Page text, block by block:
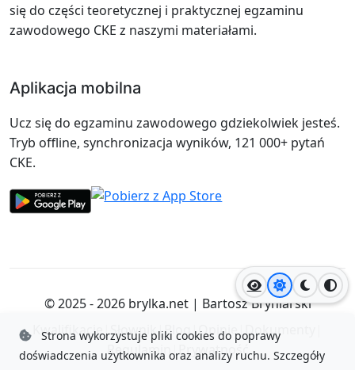
Jasny motyw
Ciemny
się do części teoretycznej i praktycznej egzaminu
zawodowego CKE z naszymi materiałami.
Aplikacja mobilna
Ucz się do egzaminu zawodowego gdziekolwiek jesteś.
Tryb offline, synchronizacja wyników, 121 000+ pytań
CKE.
© 2025 - 2026 brylka.net| Bartosz Bryniarski
Kwalifikacje|Słownik|Blog|Opinie|Dokumenty
Regulamin|Prywatność
Strona wykorzystuje pliki cookies do poprawy
doświadczenia użytkownika oraz analizy ruchu. Szczegóły